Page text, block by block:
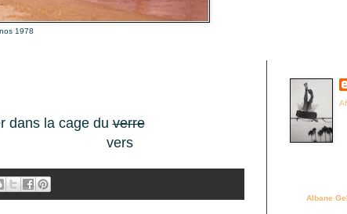
1978
dans la cage duverre
Albane